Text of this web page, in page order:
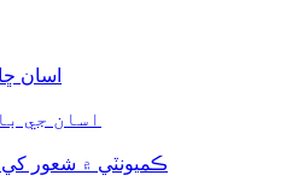
اسان
اسان جي
ڪميونٽي ۾ شعور کي